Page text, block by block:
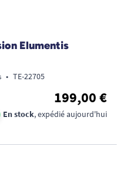
Elumentis
• TE-22705
199,00 €
En stock, expédié aujourd'hui